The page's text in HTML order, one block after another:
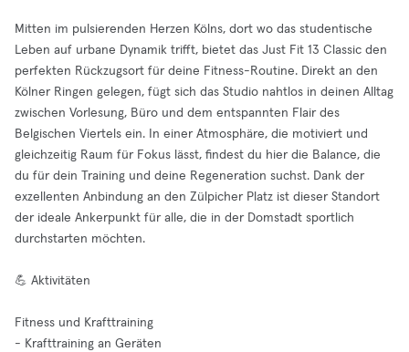
Mitten im pulsierenden Herzen Kölns, dort wo das studentische
Leben auf urbane Dynamik trifft, bietet das Just Fit 13 Classic den
perfekten Rückzugsort für deine Fitness-Routine. Direkt an den
Kölner Ringen gelegen, fügt sich das Studio nahtlos in deinen Alltag
zwischen Vorlesung, Büro und dem entspannten Flair des
Belgischen Viertels ein. In einer Atmosphäre, die motiviert und
gleichzeitig Raum für Fokus lässt, findest du hier die Balance, die
du für dein Training und deine Regeneration suchst. Dank der
exzellenten Anbindung an den Zülpicher Platz ist dieser Standort
der ideale Ankerpunkt für alle, die in der Domstadt sportlich
durchstarten möchten.
💪 Aktivitäten
Fitness und Krafttraining
- Krafttraining an Geräten